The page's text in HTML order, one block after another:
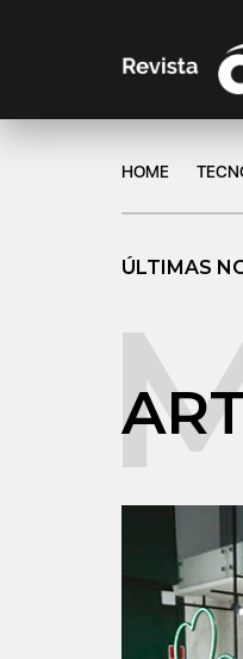
HOME
ÚLTIMAS